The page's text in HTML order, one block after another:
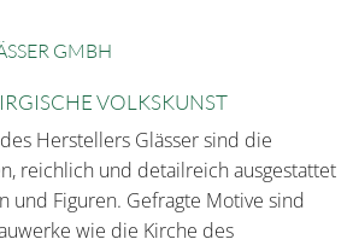
GMBH
VOLKSKUNST
Herstellers Glässer sind die
reichlich und detailreich ausgestattet
und Figuren. Gefragte Motive sind
wie die Kirche des